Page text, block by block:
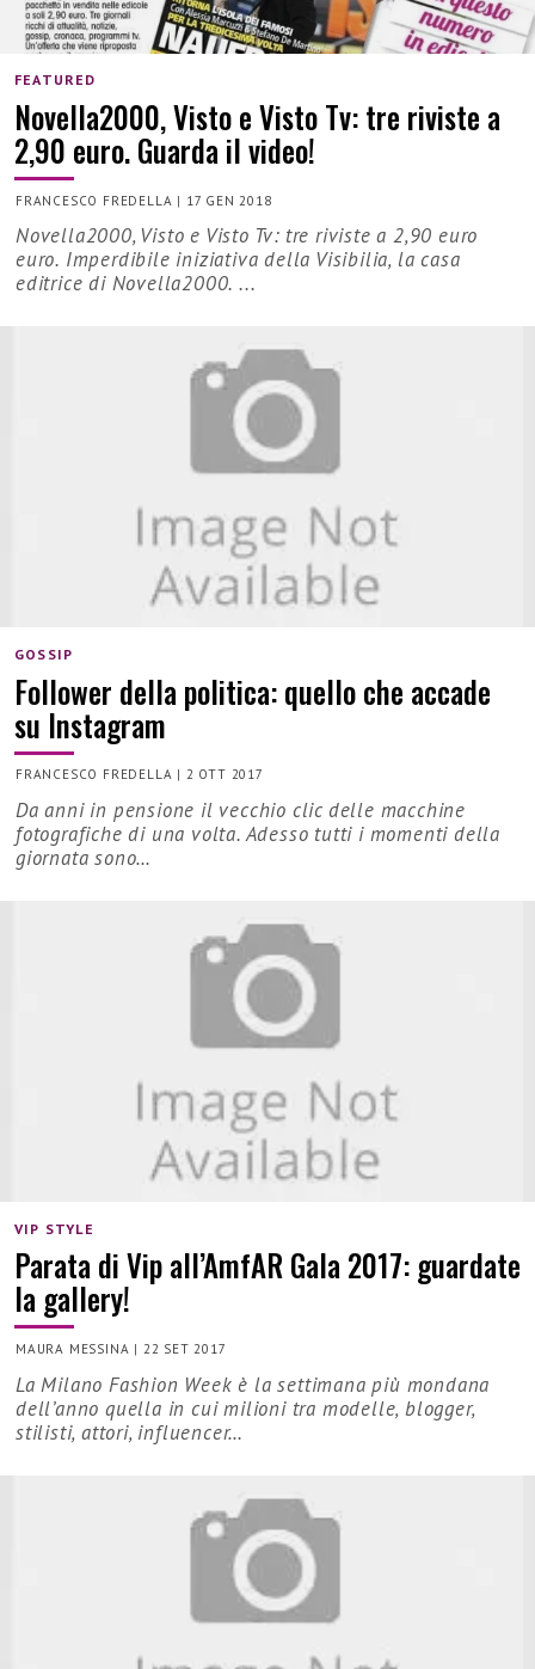
FEATURED
Novella2000, Visto e Visto Tv: tre riviste a
2,90 euro. Guarda il video!
FRANCESCO FREDELLA | 17 GEN 2018
Novella2000, Visto e Visto Tv: tre riviste a 2,90 euro
euro. Imperdibile iniziativa della Visibilia, la casa
editrice di Novella2000. ...
GOSSIP
Follower della politica: quello che accade
su Instagram
FRANCESCO FREDELLA | 2 OTT 2017
Da anni in pensione il vecchio clic delle macchine
fotografiche di una volta. Adesso tutti i momenti della
giornata sono…
VIP STYLE
Parata di Vip all’AmfAR Gala 2017: guardate
la gallery!
MAURA MESSINA | 22 SET 2017
La Milano Fashion Week è la settimana più mondana
dell’anno quella in cui milioni tra modelle, blogger,
stilisti, attori, influencer…